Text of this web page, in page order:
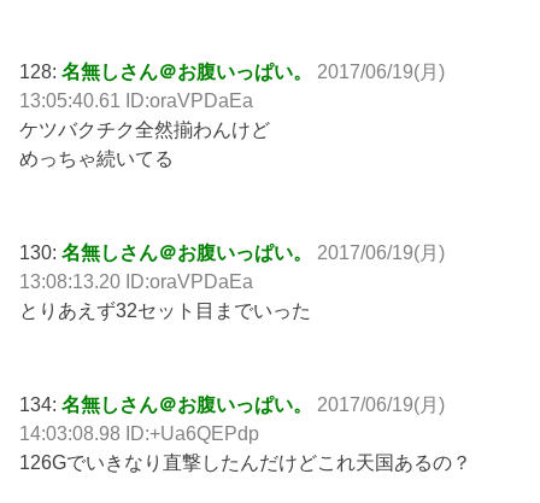
128:名無しさん＠お腹いっぱい。
2017/06/19(月)
13:05:40.61 ID:oraVPDaEa
ケツバクチク全然揃わんけど
めっちゃ続いてる
130:名無しさん＠お腹いっぱい。
2017/06/19(月)
13:08:13.20 ID:oraVPDaEa
とりあえず32セット目までいった
134:名無しさん＠お腹いっぱい。
2017/06/19(月)
14:03:08.98 ID:+Ua6QEPdp
126Gでいきなり直撃したんだけどこれ天国あるの？